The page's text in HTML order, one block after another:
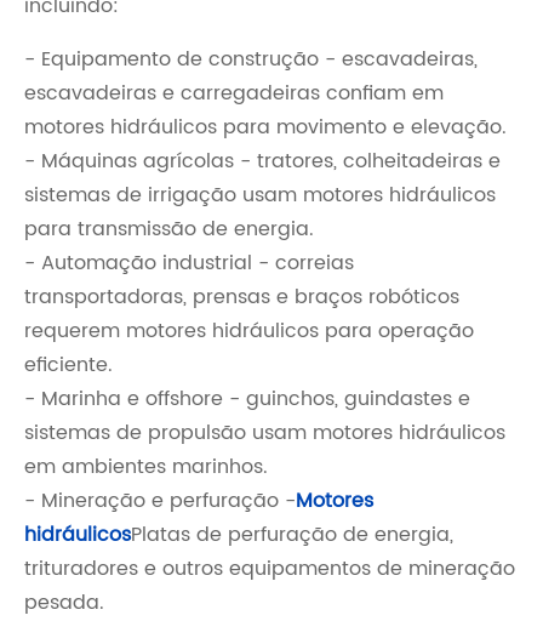
- Equipamento de construção - escavadeiras,
escavadeiras e carregadeiras confiam em
motores hidráulicos para movimento e elevação.
- Máquinas agrícolas - tratores, colheitadeiras e
sistemas de irrigação usam motores hidráulicos
para transmissão de energia.
- Automação industrial - correias
transportadoras, prensas e braços robóticos
requerem motores hidráulicos para operação
eficiente.
- Marinha e offshore - guinchos, guindastes e
sistemas de propulsão usam motores hidráulicos
em ambientes marinhos.
- Mineração e perfuração -Motores
hidráulicosPlatas de perfuração de energia,
trituradores e outros equipamentos de mineração
pesada.